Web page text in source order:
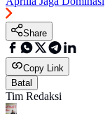
Share
Copy Link
Batal
Tim Redaksi